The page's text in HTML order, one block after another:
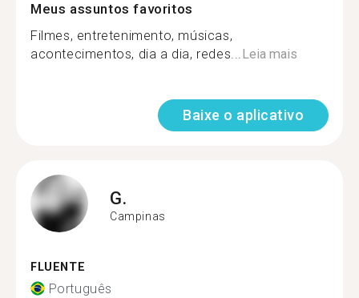
Meus assuntos favoritos
Filmes, entretenimento, músicas,
acontecimentos, dia a dia, redes...Leia mais
Baixe o aplicativo
G.
Campinas
FLUENTE
Português